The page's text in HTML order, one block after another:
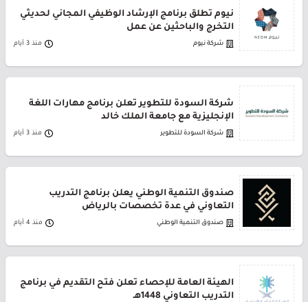
نيوم تطلق برنامج الإرشاد الوظيفي المجاني لحديثي
التخرج والباحثين عن عمل
شركة نيوم منذ 3 أيام
شركة السودة للتطوير تعلن برنامج مهارات اللغة
الإنجليزية مع جامعة الملك خالد
شركة السودة للتطوير منذ 3 أيام
صندوق التنمية الوطني يعلن برنامج التدريب
التعاوني في عدة تخصصات بالرياض
صندوق التنمية الوطني منذ 4 أيام
الهيئة العامة للإحصاء تعلن فتح التقديم في برنامج
التدريب التعاوني 1448هـ